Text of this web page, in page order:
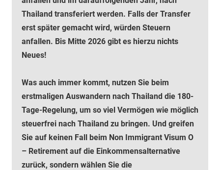
Thailand transferiert werden. Falls der Transfer
erst später gemacht wird, würden Steuern
anfallen. Bis Mitte 2026 gibt es hierzu nichts
Neues!
Was auch immer kommt, nutzen Sie beim
erstmaligen Auswandern nach Thailand die 180-
Tage-Regelung, um so viel Vermögen wie möglich
steuerfrei nach Thailand zu bringen. Und greifen
Sie auf keinen Fall beim Non Immigrant Visum O
– Retirement auf die Einkommensalternative
zurück, sondern wählen Sie die